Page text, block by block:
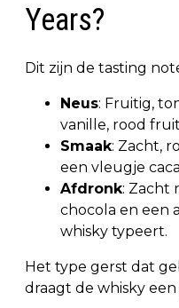
Years?
Dit zijn de tasting
Neus: Fruitig,
vanille, rood
Smaak: Zacht,
een vleugje
Afdronk: Zacht
chocola en een
whisky typeert.
Het type gerst dat
draagt de whisky